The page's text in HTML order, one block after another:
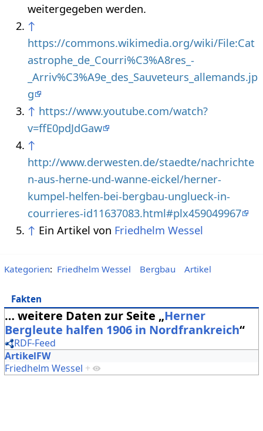
weitergegeben werden.
↑
https://commons.wikimedia.org/wiki/File:Cat
astrophe_de_Courri%C3%A8res_-
_Arriv%C3%A9e_des_Sauveteurs_allemands.jp
g
↑ https://www.youtube.com/watch?
v=ffE0pdJdGaw
↑
http://www.derwesten.de/staedte/nachrichte
n-aus-herne-und-wanne-eickel/herner-
kumpel-helfen-bei-bergbau-unglueck-in-
courrieres-id11637083.html#plx459049967
↑ Ein Artikel von Friedhelm Wessel
Kategorien: Friedhelm Wessel Bergbau Artikel
Fakten
… weitere Daten zur Seite „Herner
Bergleute halfen 1906 in Nordfrankreich“
RDF-Feed
ArtikelFW
Friedhelm Wessel +